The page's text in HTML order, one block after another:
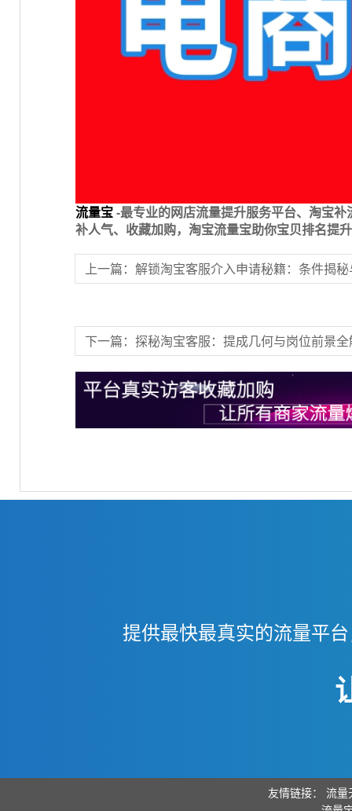
流量宝-最专业的网店流量提升服务平台、淘宝
补人气、收藏加购，淘宝流量宝助你宝贝排名提
上一篇：​解锁淘宝客服介入申请秘籍：条件揭
下一篇：​探秘淘宝客服：提成几何与岗位前景
提供最快最真实的流量平
友情链接： 流量